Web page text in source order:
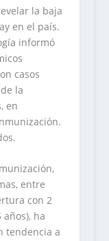
la baja
en el país.
informó
casos
la
en
entre
con 2
ha
tendencia a